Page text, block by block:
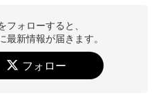
フォローすると、
最新情報が届きます。
フォロー